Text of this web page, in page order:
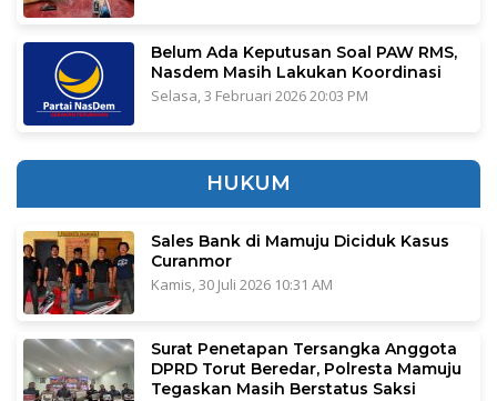
Belum Ada Keputusan Soal PAW RMS,
Nasdem Masih Lakukan Koordinasi
Selasa, 3 Februari 2026 20:03 PM
HUKUM
Sales Bank di Mamuju Diciduk Kasus
Curanmor
Kamis, 30 Juli 2026 10:31 AM
Surat Penetapan Tersangka Anggota
DPRD Torut Beredar, Polresta Mamuju
Tegaskan Masih Berstatus Saksi